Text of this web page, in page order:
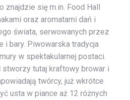
znajdzie się m.in. Food Hall
oraz aromatami dań i
świata, serwowanych przez
i bary. Piwowarska tradycja
w spektakularnej postaci.
stworzy tutaj kraftowy browar i
twórcy, już wkrótce
usta w piance aż 12 różnych